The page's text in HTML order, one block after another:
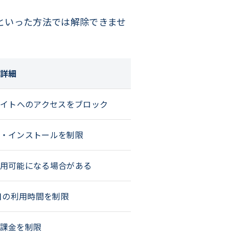
った方法では解除できませ
詳細
トへのアクセスをブロック
インストールを制限
可能になる場合がある
利用時間を制限
金を制限